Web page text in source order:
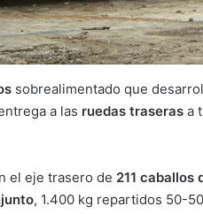
sobrealimentado que
a las ruedas traseras a
el eje trasero de 211 caballos
, 1.400 kg repartidos 50-